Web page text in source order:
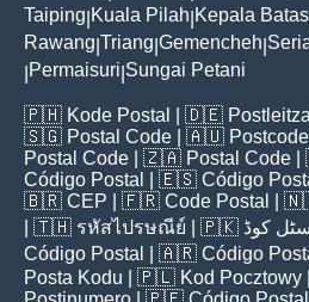
Taiping Kuala Pilah Kepala Batas
Rawang Triang Gemencheh
Permaisuri Sungai Petani
🇵🇭 Kode Postal | 🇩🇪
🇸🇬 Postal Code | 🇦🇺 Postcode
Postal Code | 🇿🇦 Postal Code
Código Postal
| 🇪🇸 Código
🇧🇷 CEP | 🇫🇷 Code Postal |
| 🇹🇭 รหัสไปรษณีย์ | 🇵🇰 کوڈ
Código Postal
| 🇦🇷 Código
Posta Kodu | 🇵🇱 Kod Pocztowy